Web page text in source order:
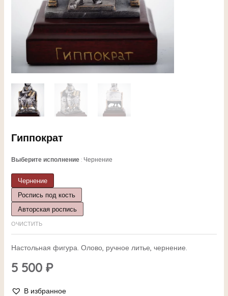
Гиппократ
Выберите исполнение Чернение
Чернение
Роспись под кость
Авторская роспись
ОЧИСТИТЬ
Настольная фигура. Олово, ручное литье, чернение.
5 500 ₽
В избранное